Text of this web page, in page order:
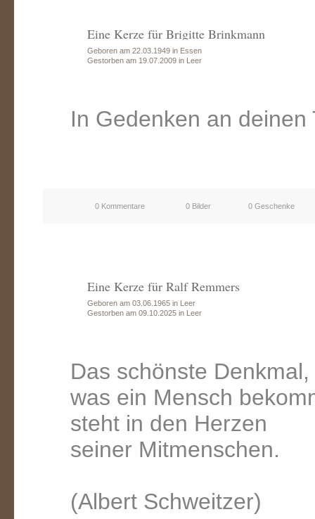
Eine Kerze für Brigitte Brinkmann
Geboren am 22.03.1949 in Essen
Gestorben am 19.07.2009 in Leer
In Gedenken an deinen
0 Kommentare 0 Bilder 0 Geschenke
Eine Kerze für Ralf Remmers
Geboren am 03.06.1965 in Leer
Gestorben am 09.10.2025 in Leer
Das schönste Denkmal,
was ein Mensch
steht in den Herzen
seiner Mitmenschen.
(Albert Schweitzer)